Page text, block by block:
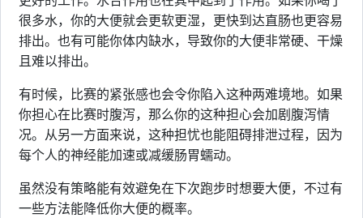
很多水，你的大便就会更软更湿，更快到达直肠也更容易
排出。也有可能你体内缺水，导致你的大便非常硬、干燥
且难以排出。
有时候，比赛的紧张感也会令你陷入这种两难境地。如果
你担心在比赛时腹泻，那么你的这种担心会加剧腹泻情
况。从另一方面来说，这种担忧也能阻碍排泄过程，因为
每个人的神经能加速或减缓肠胃蠕动。
虽然没有策略能有效避免在下次跑步时想要大便，不过有
一些方法能降低你大便的概率。